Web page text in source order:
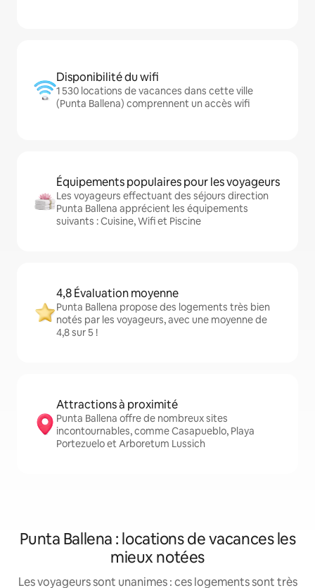
Disponibilité du wifi
1 530 locations de vacances dans cette ville
(Punta Ballena) comprennent un accès wifi
Équipements populaires pour les voyageurs
Les voyageurs effectuant des séjours direction
Punta Ballena apprécient les équipements
suivants : Cuisine, Wifi et Piscine
4,8 Évaluation moyenne
Punta Ballena propose des logements très bien
notés par les voyageurs, avec une moyenne de
4,8 sur 5 !
Attractions à proximité
Punta Ballena offre de nombreux sites
incontournables, comme Casapueblo, Playa
Portezuelo et Arboretum Lussich
Punta Ballena : locations de vacances les
mieux notées
Les voyageurs sont unanimes : ces logements sont très